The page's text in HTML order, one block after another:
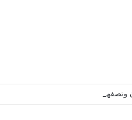
بانتهاك لسيادة المملكة